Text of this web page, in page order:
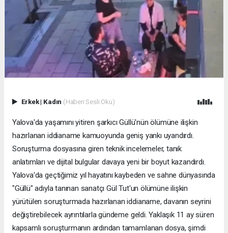
Erkek| Kadın (Haberi Sesli Oku)
Yalova'da yaşamını yitiren şarkıcı Güllü'nün ölümüne ilişkin
hazırlanan iddianame kamuoyunda geniş yankı uyandırdı.
Soruşturma dosyasına giren teknik incelemeler, tanık
anlatımları ve dijital bulgular davaya yeni bir boyut kazandırdı.
Yalova'da geçtiğimiz yıl hayatını kaybeden ve sahne dünyasında
"Güllü" adıyla tanınan sanatçı Gül Tut'un ölümüne ilişkin
yürütülen soruşturmada hazırlanan iddianame, davanın seyrini
değiştirebilecek ayrıntılarla gündeme geldi. Yaklaşık 11 ay süren
kapsamlı soruşturmanın ardından tamamlanan dosya, şimdi